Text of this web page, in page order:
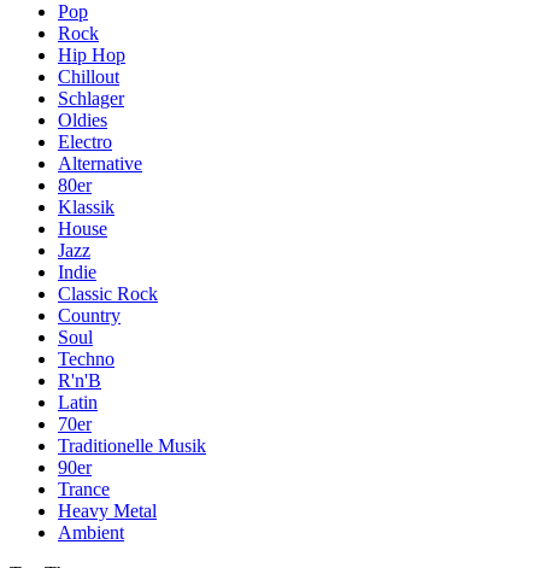
Pop
Rock
Hip Hop
Chillout
Schlager
Oldies
Electro
Alternative
80er
Klassik
House
Jazz
Indie
Classic Rock
Country
Soul
Techno
R'n'B
Latin
70er
Traditionelle Musik
90er
Trance
Heavy Metal
Ambient